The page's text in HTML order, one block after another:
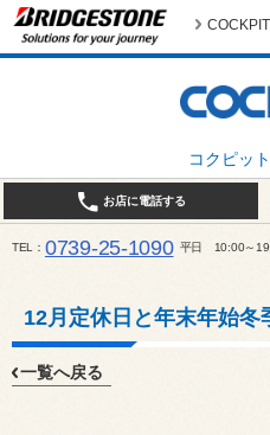
コクピッ
お店に電話する
TEL 0739-25-1090 平日 10:00～
12月定休日と年末年始冬
一覧へ戻る